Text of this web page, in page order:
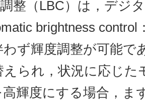
整（LBC）は，デジ
brightness control
わず輝度調整が可能で
えられ，状況に応じた
輝度にする場合，ま